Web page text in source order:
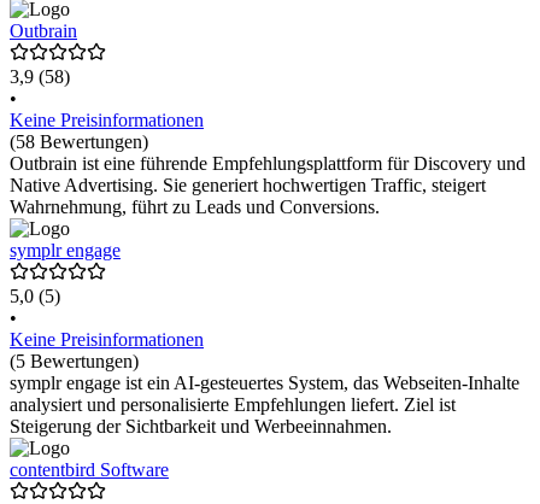
Outbrain
3,9 (58)
•
Keine Preisinformationen
(58 Bewertungen)
Outbrain ist eine führende Empfehlungsplattform für Discovery und
Native Advertising. Sie generiert hochwertigen Traffic, steigert
Wahrnehmung, führt zu Leads und Conversions.
symplr engage
5,0 (5)
•
Keine Preisinformationen
(5 Bewertungen)
symplr engage ist ein AI-gesteuertes System, das Webseiten-Inhalte
analysiert und personalisierte Empfehlungen liefert. Ziel ist
Steigerung der Sichtbarkeit und Werbeeinnahmen.
contentbird Software